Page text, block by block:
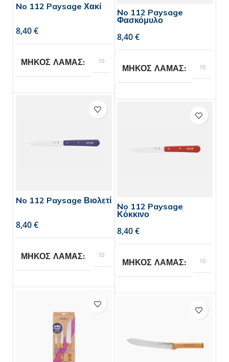
No 112 Paysage Χακί
€
ΜΗΚΟΣ ΛΑΜΑΣ 10
No 112 Paysage
Φασκόμυλο
€
ΜΗΚΟΣ ΛΑΜΑΣ 10
No 112 Paysage Βιολετί
€
ΜΗΚΟΣ ΛΑΜΑΣ 10
No 112 Paysage
Κόκκινο
€
ΜΗΚΟΣ ΛΑΜΑΣ 10